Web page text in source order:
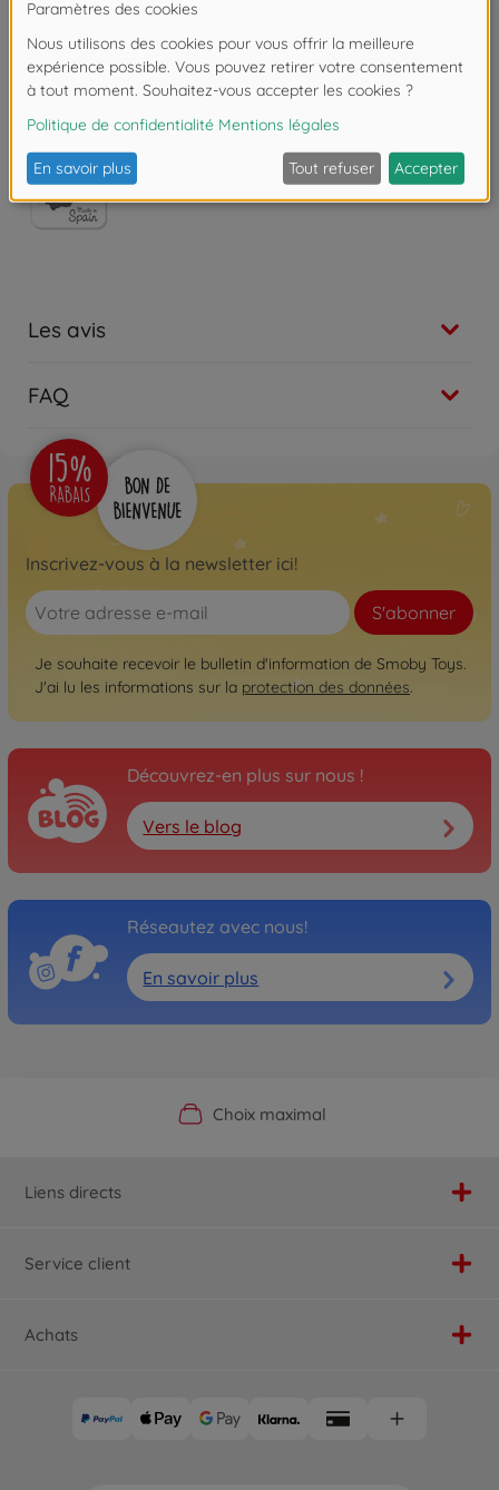
À partir de 18 mois.
Copyright: Disney
Les avis
FAQ
Inscrivez-vous à la newsletter ici!
S'abonner
Je souhaite recevoir le bulletin d'information de Smoby Toys.
J'ai lu les informations sur la protection des données.
Découvrez-en plus sur nous !
Vers le blog
Réseautez avec nous!
En savoir plus
Boutique officielle du fabricant
Choix maximal
Service personnalisé
Livraison rapide
Liens directs
Service client
Achats